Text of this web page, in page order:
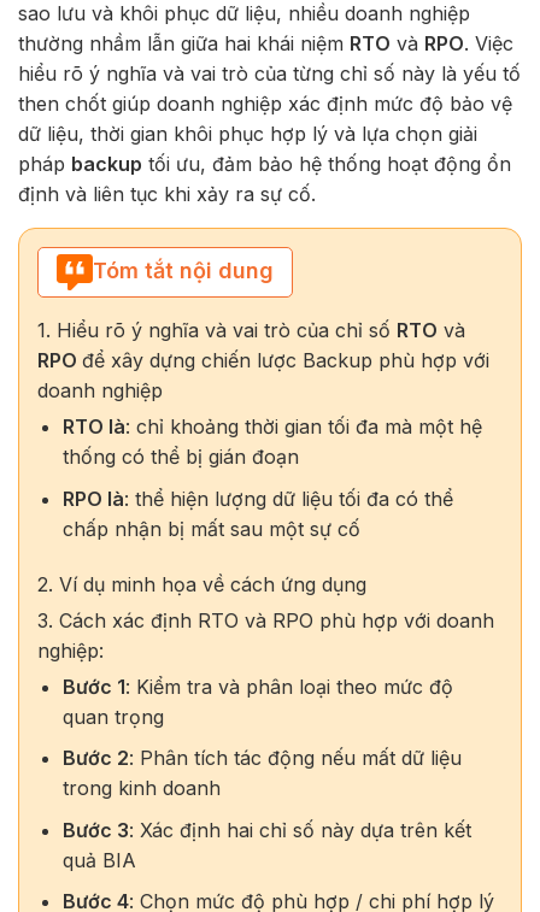
sao lưu và khôi phục dữ liệu, nhiều doanh nghiệp
thường nhầm lẫn giữa hai khái niệm RTO và RPO. Việc
hiểu rõ ý nghĩa và vai trò của từng chỉ số này là yếu tố
then chốt giúp doanh nghiệp xác định mức độ bảo vệ
dữ liệu, thời gian khôi phục hợp lý và lựa chọn giải
pháp backup tối ưu, đảm bảo hệ thống hoạt động ổn
định và liên tục khi xảy ra sự cố.
Tóm tắt nội dung
1. Hiểu rõ ý nghĩa và vai trò của chỉ số RTO và
RPO để xây dựng chiến lược Backup phù hợp với
doanh nghiệp
RTO là: chỉ khoảng thời gian tối đa mà một hệ
thống có thể bị gián đoạn
RPO là: thể hiện lượng dữ liệu tối đa có thể
chấp nhận bị mất sau một sự cố
2. Ví dụ minh họa về cách ứng dụng
3. Cách xác định RTO và RPO phù hợp với doanh
nghiệp:
Bước 1: Kiểm tra và phân loại theo mức độ
quan trọng
Bước 2: Phân tích tác động nếu mất dữ liệu
trong kinh doanh
Bước 3: Xác định hai chỉ số này dựa trên kết
quả BIA
Bước 4: Chọn mức độ phù hợp / chi phí hợp lý